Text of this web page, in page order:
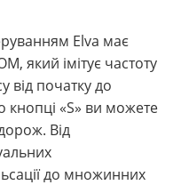
Elva має
який імітує частоту
від початку до
«S» ви можете
Від
до множинних